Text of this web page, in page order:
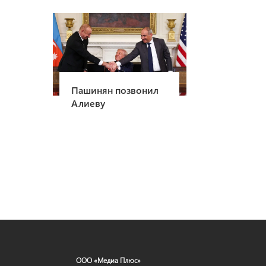
Пашинян позвонил
Алиеву
ООО «Медиа Плюс»